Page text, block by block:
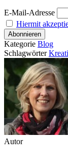
E-Mail-Adresse
Hiermit
Kategorie Blog
Schlagwörter
Autor